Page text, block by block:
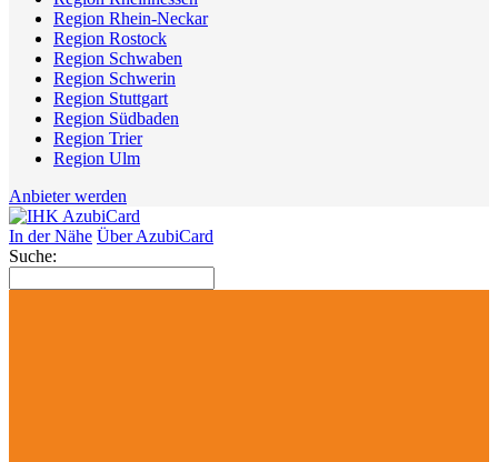
Region Rhein-Neckar
Region Rostock
Region Schwaben
Region Schwerin
Region Stuttgart
Region Südbaden
Region Trier
Region Ulm
Anbieter werden
In der Nähe Über AzubiCard
Suche: